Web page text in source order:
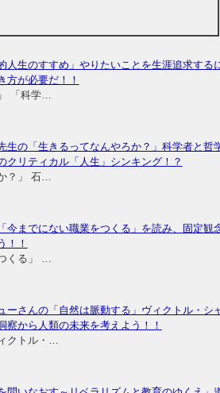
人生のすすめ」やりたいことを生涯追求する
方が必要だ！！
「科学…
生の「生きるってなんやろか？」科学者と哲
クリティカル「人生」シンキング！？
？」 石…
今までにない職業をつくる」を読み、固定観
！！
くる」 …
ーさんの「自然は脈動する」ヴィクトル・シ
察から人類の未来を考えよう！！
クトル・…